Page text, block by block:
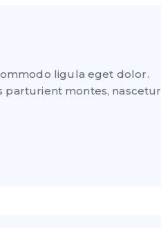
ligula eget dolor.
parturient montes, nascetur